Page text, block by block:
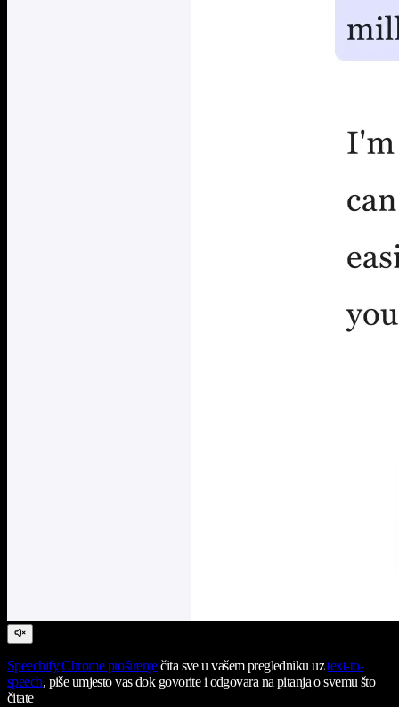
Speechify Chrome proširenječita sve u vašem pregledniku uztext-to-
speech, piše umjesto vas dok govorite i odgovara na pitanja o svemu što
čitate